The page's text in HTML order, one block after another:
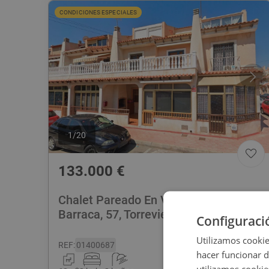
1 /20
CONDICIONES ESPECIALES
133.000 €
Chalet Pareado En Venta En Cl La
Barraca, 57, Torrevieja
REF:01400687
Utilizamos
hacer funcionar